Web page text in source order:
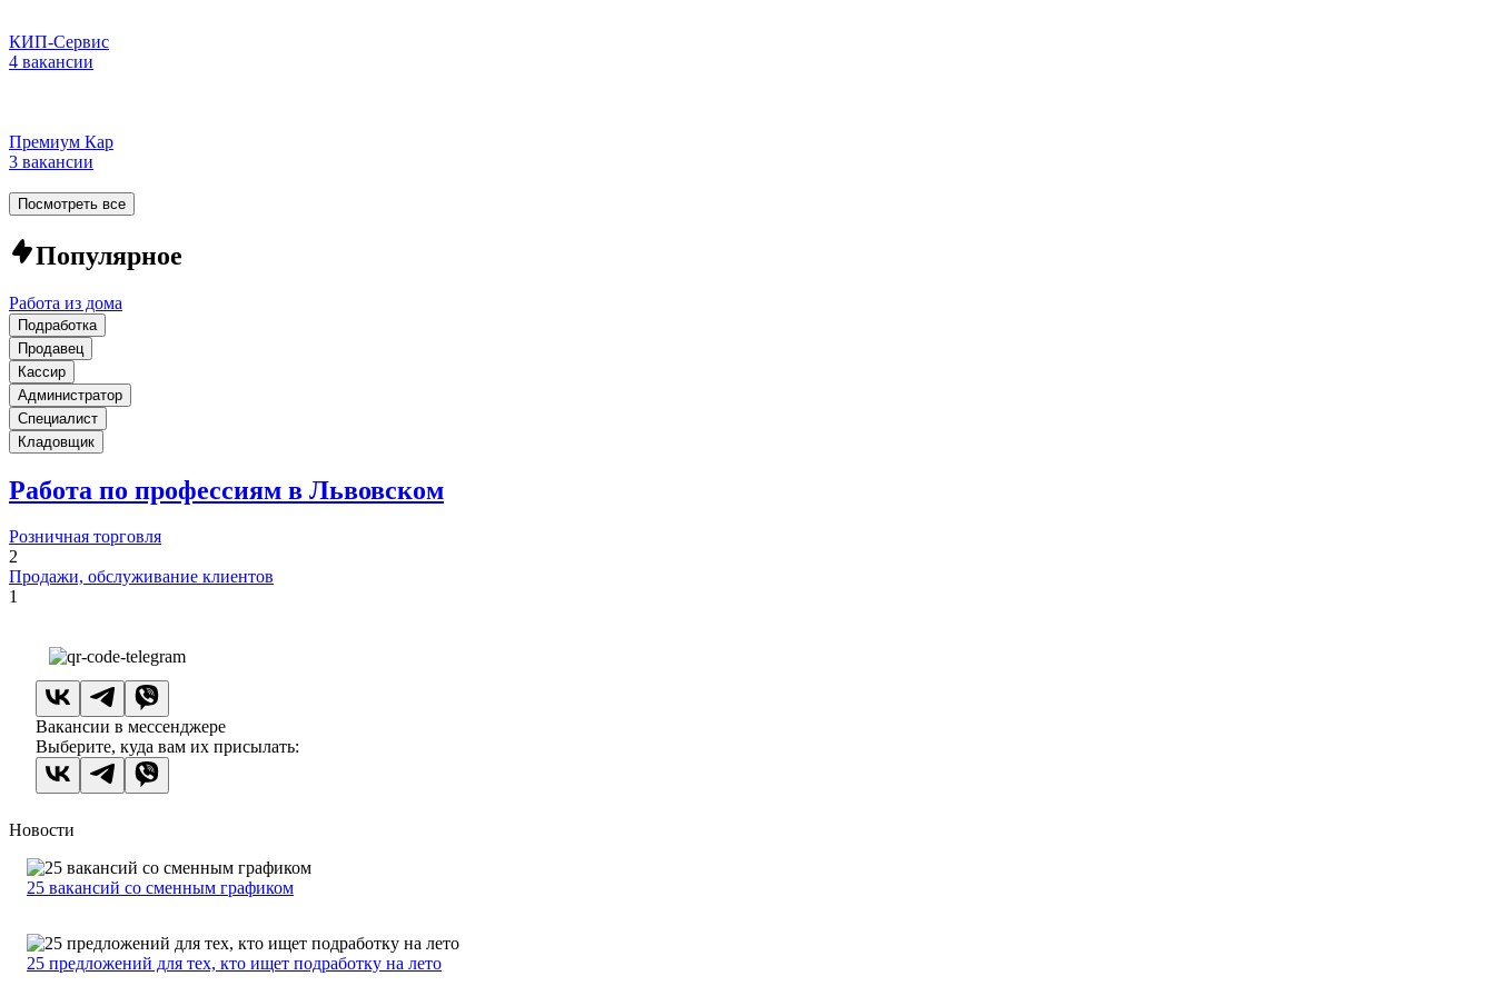
КИП-Сервис
4 вакансии
Премиум Кар
3 вакансии
Посмотреть все
Популярное
Работа из дома
Подработка
Продавец
Кассир
Администратор
Специалист
Кладовщик
Работа по профессиям в Львовском
Розничная торговля
2
Продажи, обслуживание клиентов
1
Вакансии в мессенджере
Выберите, куда вам их присылать:
Новости
25 вакансий со сменным графиком
25 предложений для тех, кто ищет подработку на лето